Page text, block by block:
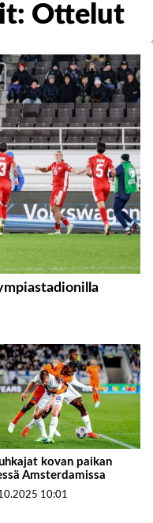
Ottelut
kovan paikan
Amsterdamissa
10:01